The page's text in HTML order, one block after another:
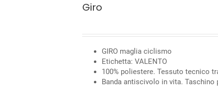
Giro
GIRO maglia ciclismo
Etichetta: VALENTO
100% poliestere. Tessuto tecnico
Banda antiscivolo in vita.